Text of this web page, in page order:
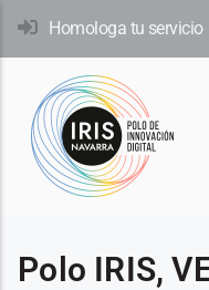
Pasar
contenido
principal
Homologa tu servicio
Polo IRIS,